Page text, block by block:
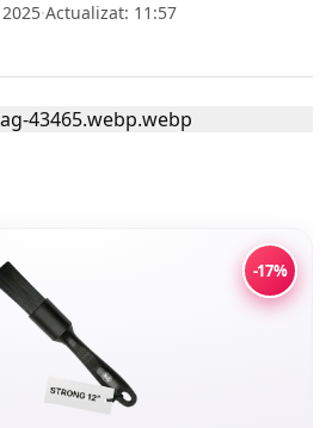
·Actualizat: 11:57
-17%